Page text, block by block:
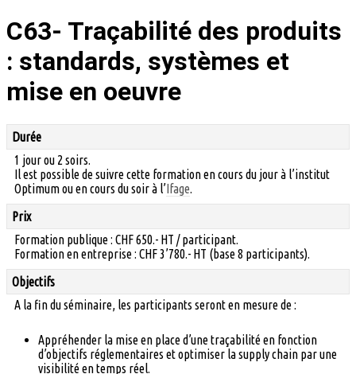
C63- Traçabilité des produits
: standards, systèmes et
mise en oeuvre
Durée
1 jour ou 2 soirs.
Il est possible de suivre cette formation en cours du jour à l’institut
Optimum ou en cours du soir à l’Ifage.
Prix
Formation publique : CHF 650.- HT / participant.
Formation en entreprise : CHF 3’780.- HT (base 8 participants).
Objectifs
A la fin du séminaire, les participants seront en mesure de :
Appréhender la mise en place d’une traçabilité en fonction
d’objectifs réglementaires et optimiser la supply chain par une
visibilité en temps réel.